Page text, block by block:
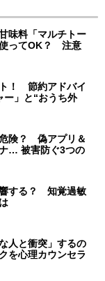
味料「マルチトー
ってOK？ 注意
！ 節約アドバイ
ー」と“おうち外
危険？ 偽アプリ＆
… 被害防ぐ3つの
響する？ 知覚過敏
人と衝突」するの
を心理カウンセラ